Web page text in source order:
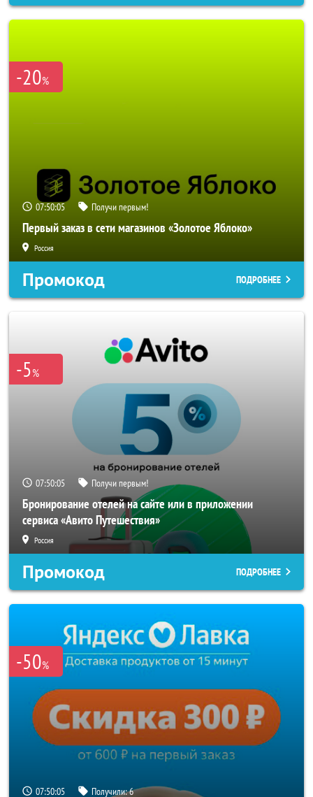
-20%
07:50:02 Получи первым!
Первый заказ в сети магазинов «Золотое Яблоко»
Россия
Промокод ПОДРОБНЕЕ
-5%
07:50:02 Получи первым!
Бронирование отелей на сайте или в приложении
сервиса «Авито Путешествия»
Россия
Промокод ПОДРОБНЕЕ
-50%
07:50:02 Получили:6